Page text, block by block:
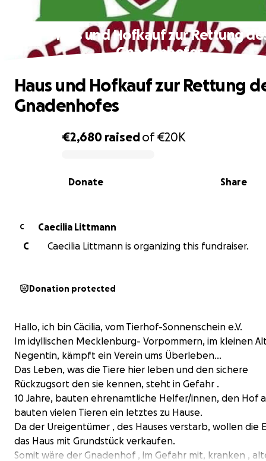
Haus und Hofkauf zur Rettung
Gnadenhofes
0% complete
€2,680 raisedof€20K
Share
Donate
Haus und Hofkauf zur Rettung
Gnadenhofes
C
Caecilia Littmann
C
Caecilia Littmann is organizing this fundraiser.
Donation protected
Hallo, ich bin Cäcilia, vom Tierhof-Sonnenschein e.V.
Im idyllischen Mecklenburg- Vorpommern, im kleinen
Negentin, kämpft ein Verein ums Überleben…
Das Leben, was die Tiere hier leben und den sichere
Rückzugsort den sie kennen, steht in Gefahr .
10 Jahre, bauten ehrenamtliche Helfer/innen, den Hof
bauten vielen Tieren ein letztes zu Hause.
Da der Ureigentümer , des Hauses verstarb, wollen die
das Haus mit Grundstück verkaufen.
Somit wäre der Gnadenhof , im Gefahr mit, kranken ,